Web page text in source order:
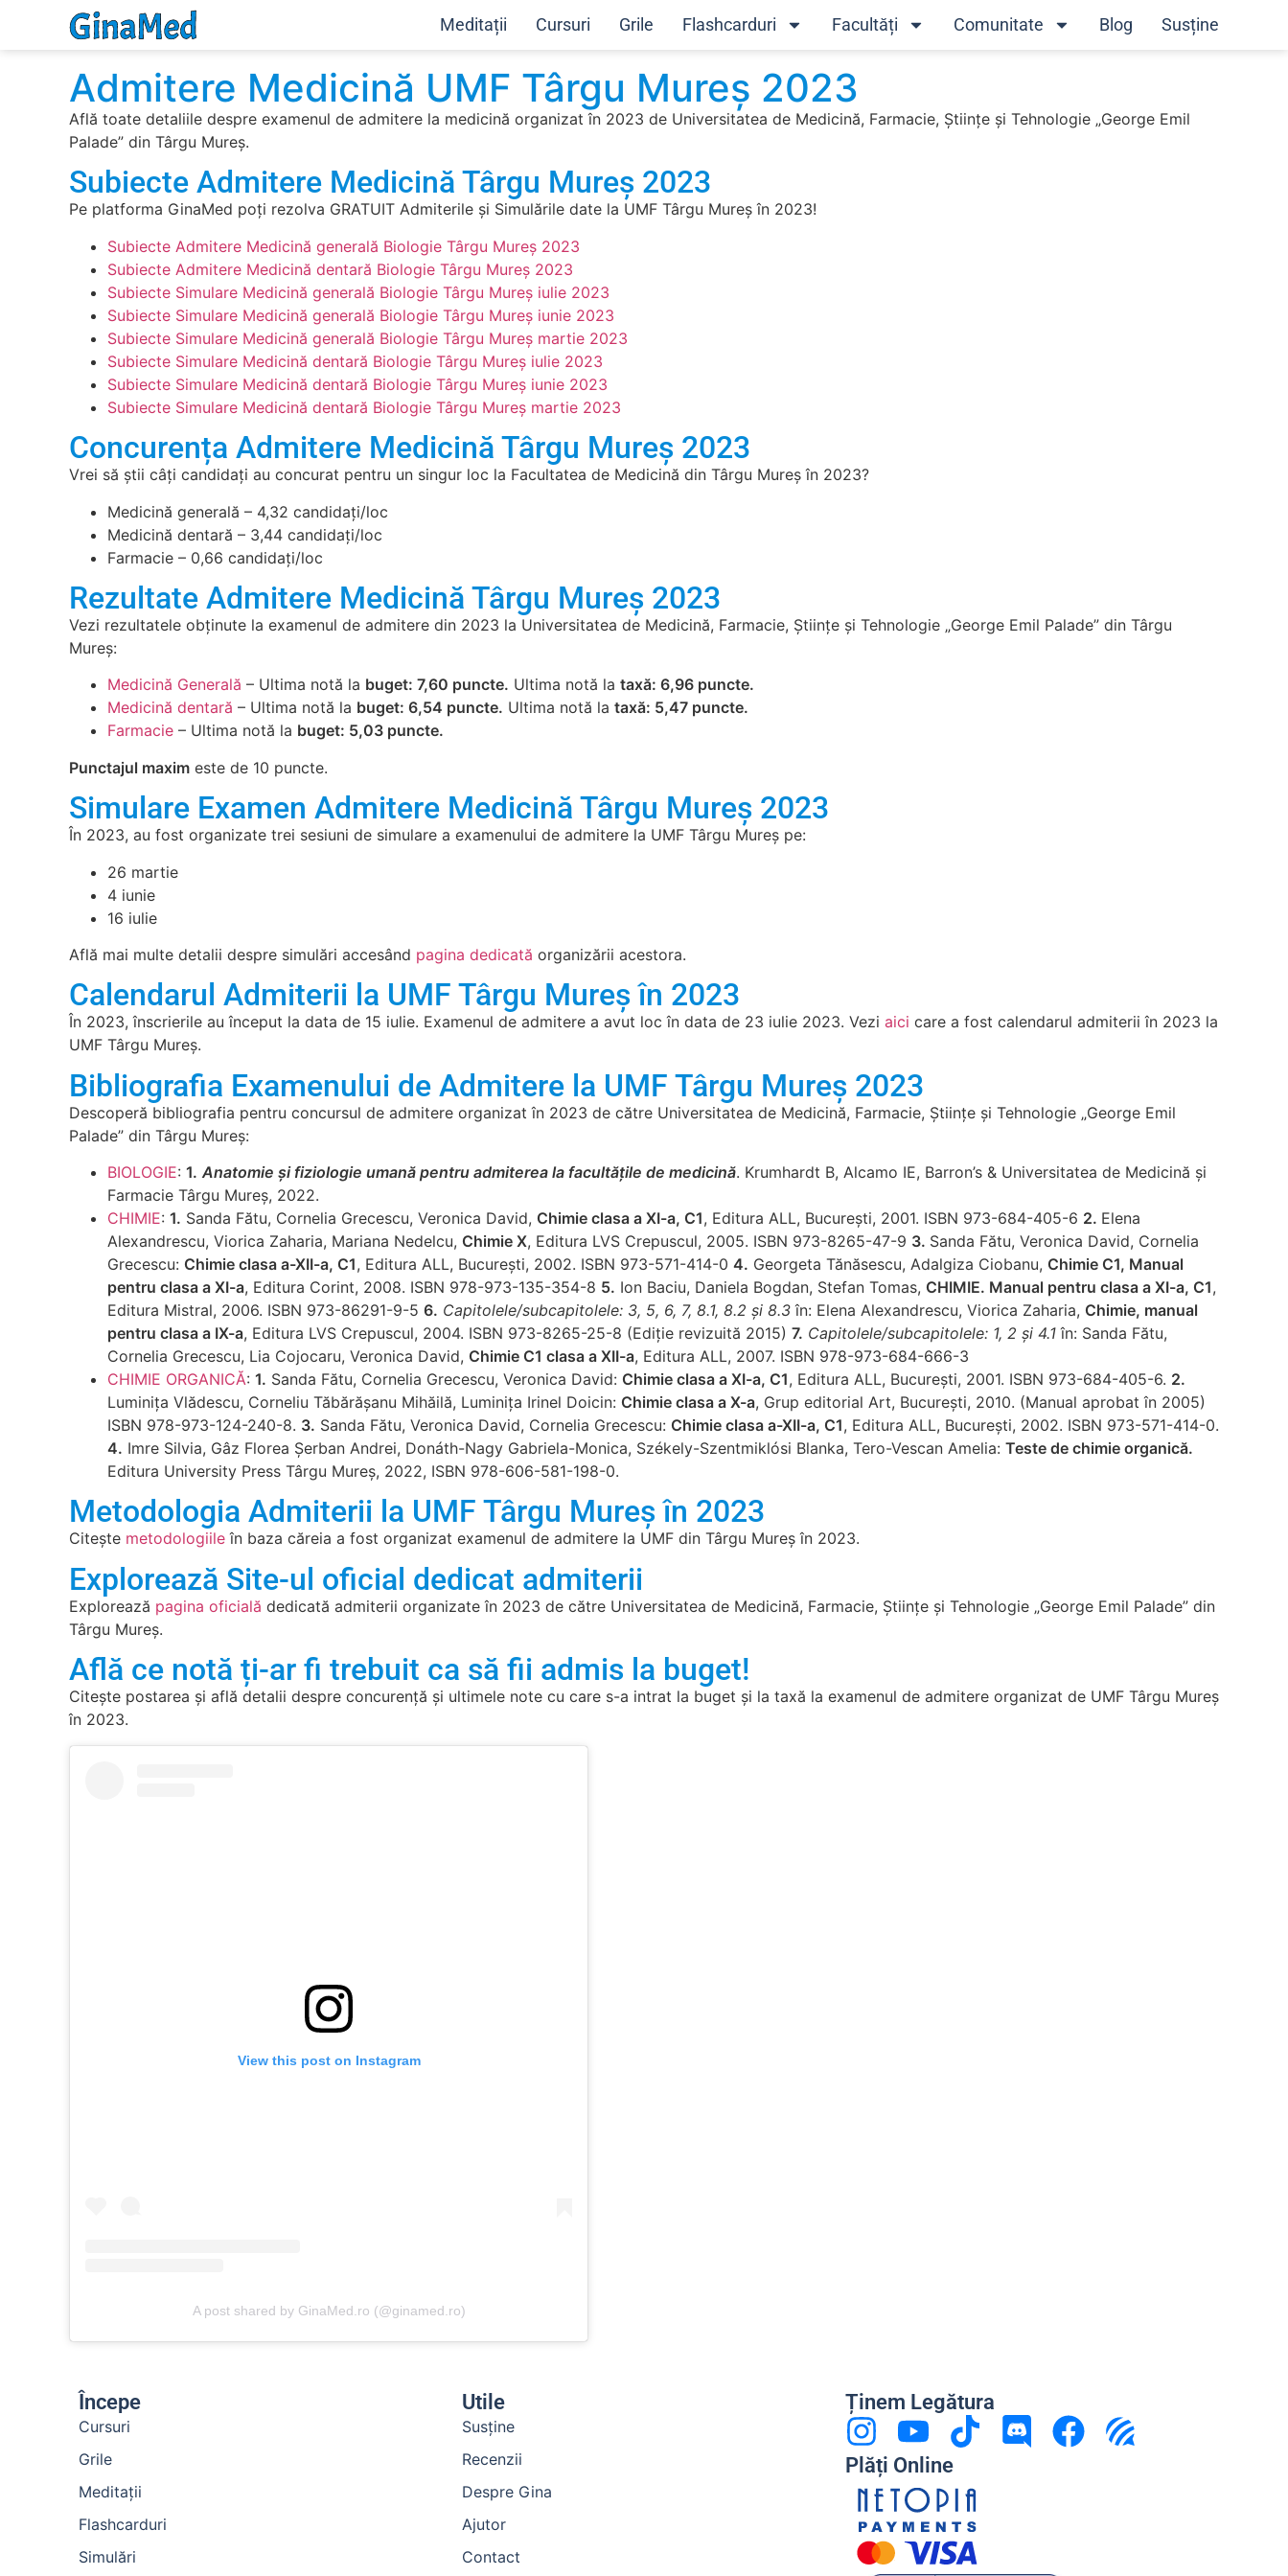
Meditații Cursuri Grile Flashcarduri Facultăți Comunitate Blog Susține
Admitere Medicină UMF Târgu Mureș 2023
Află toate detaliile despre examenul de admitere la medicină organizat în 2023 de Universitatea de Medicină, Farmacie, Științe și Tehnologie „George Emil
Palade” din Târgu Mureș.
Subiecte Admitere Medicină Târgu Mureș 2023
Pe platforma GinaMed poți rezolva GRATUIT Admiterile și Simulările date la UMF Târgu Mureș în 2023!
Subiecte Admitere Medicină generală Biologie Târgu Mureș 2023
Subiecte Admitere Medicină dentară Biologie Târgu Mureș 2023
Subiecte Simulare Medicină generală Biologie Târgu Mureș iulie 2023
Subiecte Simulare Medicină generală Biologie Târgu Mureș iunie 2023
Subiecte Simulare Medicină generală Biologie Târgu Mureș martie 2023
Subiecte Simulare Medicină dentară Biologie Târgu Mureș iulie 2023
Subiecte Simulare Medicină dentară Biologie Târgu Mureș iunie 2023
Subiecte Simulare Medicină dentară Biologie Târgu Mureș martie 2023
Concurența Admitere Medicină Târgu Mureș 2023
Vrei să știi câți candidați au concurat pentru un singur loc la Facultatea de Medicină din Târgu Mureș în 2023?
Medicină generală – 4,32 candidați/loc
Medicină dentară – 3,44 candidați/loc
Farmacie – 0,66 candidați/loc
Rezultate Admitere Medicină Târgu Mureș 2023
Vezi rezultatele obținute la examenul de admitere din 2023 la Universitatea de Medicină, Farmacie, Științe și Tehnologie „George Emil Palade” din Târgu
Mureș:
Medicină Generală – Ultima notă la buget: 7,60 puncte. Ultima notă la taxă: 6,96 puncte.
Medicină dentară – Ultima notă la buget: 6,54 puncte. Ultima notă la taxă: 5,47 puncte.
Farmacie – Ultima notă la buget: 5,03 puncte.
Punctajul maxim este de 10 puncte.
Simulare Examen Admitere Medicină Târgu Mureș 2023
În 2023, au fost organizate trei sesiuni de simulare a examenului de admitere la UMF Târgu Mureș pe:
26 martie
4 iunie
16 iulie
Află mai multe detalii despre simulări accesând pagina dedicată organizării acestora.
Calendarul Admiterii la UMF Târgu Mureș în 2023
În 2023, înscrierile au început la data de 15 iulie. Examenul de admitere a avut loc în data de 23 iulie 2023. Vezi aici care a fost calendarul admiterii în 2023 la
UMF Târgu Mureș.
Bibliografia Examenului de Admitere la UMF Târgu Mureș 2023
Descoperă bibliografia pentru concursul de admitere organizat în 2023 de către Universitatea de Medicină, Farmacie, Științe și Tehnologie „George Emil
Palade” din Târgu Mureș:
BIOLOGIE: 1. Anatomie și fiziologie umană pentru admiterea la facultățile de medicină. Krumhardt B, Alcamo IE, Barron’s & Universitatea de Medicină și
Farmacie Târgu Mureș, 2022.
CHIMIE: 1. Sanda Fătu, Cornelia Grecescu, Veronica David, Chimie clasa a XI-a, C1, Editura ALL, București, 2001. ISBN 973-684-405-6 2. Elena
Alexandrescu, Viorica Zaharia, Mariana Nedelcu, Chimie X, Editura LVS Crepuscul, 2005. ISBN 973-8265-47-9 3. Sanda Fătu, Veronica David, Cornelia
Grecescu: Chimie clasa a-XII-a, C1, Editura ALL, București, 2002. ISBN 973-571-414-0 4. Georgeta Tănăsescu, Adalgiza Ciobanu, Chimie C1, Manual
pentru clasa a XI-a, Editura Corint, 2008. ISBN 978-973-135-354-8 5. Ion Baciu, Daniela Bogdan, Stefan Tomas, CHIMIE. Manual pentru clasa a XI-a, C1,
Editura Mistral, 2006. ISBN 973-86291-9-5 6. Capitolele/subcapitolele: 3, 5, 6, 7, 8.1, 8.2 şi 8.3 în: Elena Alexandrescu, Viorica Zaharia, Chimie, manual
pentru clasa a IX-a, Editura LVS Crepuscul, 2004. ISBN 973-8265-25-8 (Ediţie revizuită 2015) 7. Capitolele/subcapitolele: 1, 2 şi 4.1 în: Sanda Fătu,
Cornelia Grecescu, Lia Cojocaru, Veronica David, Chimie C1 clasa a XII-a, Editura ALL, 2007. ISBN 978-973-684-666-3
CHIMIE ORGANICĂ: 1. Sanda Fătu, Cornelia Grecescu, Veronica David: Chimie clasa a XI-a, C1, Editura ALL, București, 2001. ISBN 973-684-405-6. 2.
Luminița Vlădescu, Corneliu Tăbărășanu Mihăilă, Luminița Irinel Doicin: Chimie clasa a X-a, Grup editorial Art, București, 2010. (Manual aprobat în 2005)
ISBN 978-973-124-240-8. 3. Sanda Fătu, Veronica David, Cornelia Grecescu: Chimie clasa a-XII-a, C1, Editura ALL, București, 2002. ISBN 973-571-414-0.
4. Imre Silvia, Gâz Florea Șerban Andrei, Donáth-Nagy Gabriela-Monica, Székely-Szentmiklósi Blanka, Tero-Vescan Amelia: Teste de chimie organică.
Editura University Press Târgu Mureş, 2022, ISBN 978-606-581-198-0.
Metodologia Admiterii la UMF Târgu Mureș în 2023
Citește metodologiile în baza căreia a fost organizat examenul de admitere la UMF din Târgu Mureș în 2023.
Explorează Site-ul oficial dedicat admiterii
Explorează pagina oficială dedicată admiterii organizate în 2023 de către Universitatea de Medicină, Farmacie, Științe și Tehnologie „George Emil Palade” din
Târgu Mureș.
Află ce notă ți-ar fi trebuit ca să fii admis la buget!
Citește postarea și află detalii despre concurență și ultimele note cu care s-a intrat la buget și la taxă la examenul de admitere organizat de UMF Târgu Mureș
în 2023.
View this post on Instagram
A post shared by GinaMed.ro (@ginamed.ro)
Începe
Cursuri
Grile
Meditații
Flashcarduri
Simulări
Utile
Susține
Recenzii
Despre Gina
Ajutor
Contact
Ținem Legătura
Plăți Online